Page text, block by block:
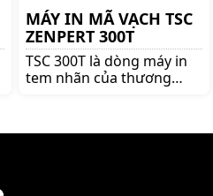
MÁY IN MÃ VẠCH TSC
ZENPERT 300T
TSC 300T là dòng máy in
tem nhãn của thương